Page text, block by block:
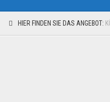
HIER FINDEN SIE DAS ANGEBOT: